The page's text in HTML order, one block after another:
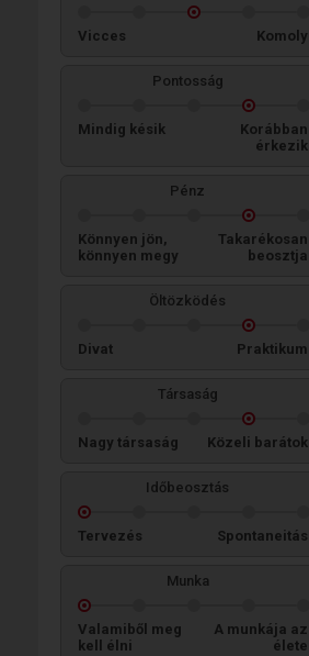
Vicces Komoly
Pontosság
Mindig késik
Korábban
érkezik
Pénz
Könnyen jön,
könnyen megy
Takarékosan
beosztja
Öltözködés
Divat Praktikum
Társaság
Nagy társaság Közeli barátok
Időbeosztás
Tervezés Spontaneitás
Munka
Valamiből meg
kell élni
A munkája az
élete